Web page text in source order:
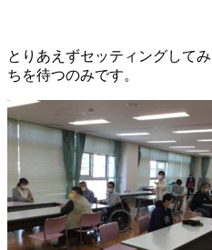
とりあえずセッティングして
ちを待つのみです。